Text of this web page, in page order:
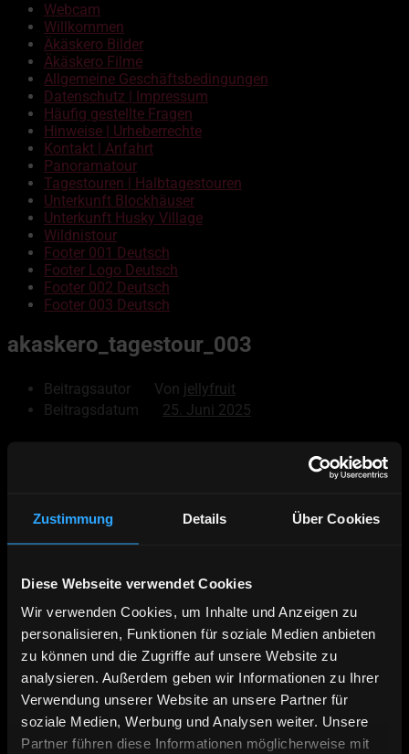
Zustimmung Details Über Cookies
Diese Webseite verwendet Cookies
Wir verwenden Cookies, um Inhalte und Anzeigen zu
personalisieren, Funktionen für soziale Medien anbieten
zu können und die Zugriffe auf unsere Website zu
analysieren. Außerdem geben wir Informationen zu Ihrer
Verwendung unserer Website an unsere Partner für
soziale Medien, Werbung und Analysen weiter. Unsere
Partner führen diese Informationen möglicherweise mit
Webcam
Willkommen
Äkäskero Bilder
Äkäskero Filme
Allgemeine Geschäftsbedingungen
Datenschutz | Impressum
Häufig gestellte Fragen
Hinweise | Urheberrechte
Kontakt | Anfahrt
Panoramatour
Tagestouren | Halbtagestouren
Unterkunft Blockhäuser
Unterkunft Husky Village
Wildnistour
Footer 001 Deutsch
Footer Logo Deutsch
Footer 002 Deutsch
Footer 003 Deutsch
akaskero_tagestour_003
Beitragsautor Von jellyfruit
Beitragsdatum
25. Juni 2025
English
Äkäskero Prospekt
Online Buchen
Kontakt | Anfahrt
Wildnistour – 7 Nächte Hundeschlittentour
Panoramatour – 14 Nächte Hundeschlittentour